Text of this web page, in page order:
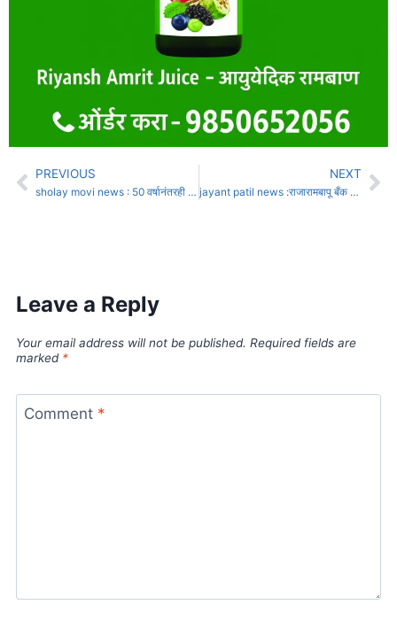
PREVIOUS
sholay movi news : 50 वर्षानंतरही शोलेची धग कायम
NEXT
jayant patil news :राजारामबापू बँक इस्लामपुरात उभारणार आण्णाभाउ साठेंचा पुतळा
Leave a Reply
Your email address will not be published. Required fields are
marked *
Comment *